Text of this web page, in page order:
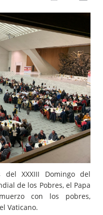
XXXIII Domingo del
de los Pobres, el Papa
con los pobres,
Vaticano.